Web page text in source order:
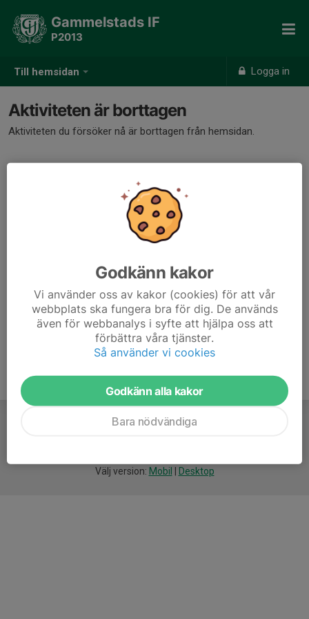
Till hemsidan Logga in
Gammelstads IF
P2013
Aktiviteten är borttagen
Aktiviteten du försöker nå är borttagen från hemsidan.
Välj version: Mobil Desktop
Godkänn kakor
Vi använder oss av kakor (cookies) för att vår
webbplats ska fungera bra för dig. De används
även för webbanalys i syfte att hjälpa oss att
förbättra våra tjänster.
Så använder vi cookies
Godkänn alla kakor
Bara nödvändiga